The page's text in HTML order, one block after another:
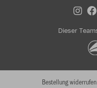
Dieser
Bestellung widerrufen